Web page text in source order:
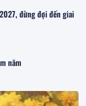
đừng đợi đến giai
năm